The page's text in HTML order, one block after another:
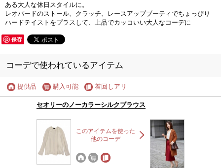
ある大人な休日スタイルに。
レオパードのストール、クラッチ、レースアップブーティでちょっぴり
ハードテイストをプラスして、上品でカッコいい大人なコーデに
保存
コーデで使われているアイテム
提供品 購入可能 着回しアリ
セオリーのノーカラーシルクブラウス
このアイテムを使った
他のコーデ